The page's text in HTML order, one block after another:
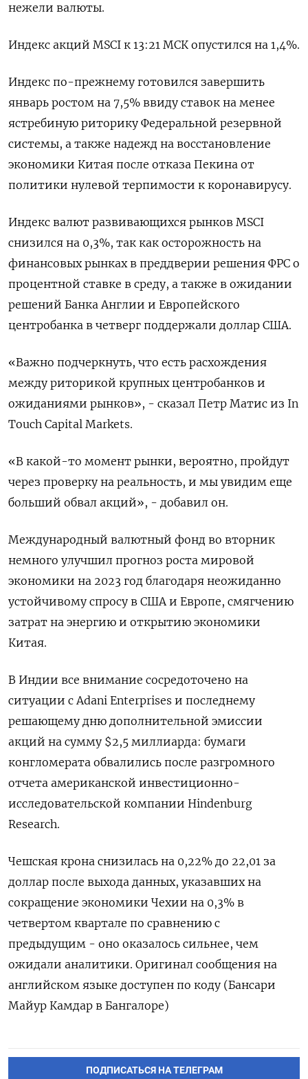
нежели валюты.
Индекс акций MSCI к 13:21 МСК опустился на 1,4%.
Индекс по-прежнему готовился завершить
январь ростом на 7,5% ввиду ставок на менее
ястребиную риторику Федеральной резервной
системы, а также надежд на восстановление
экономики Китая после отказа Пекина от
политики нулевой терпимости к коронавирусу.
Индекс валют развивающихся рынков MSCI
снизился на 0,3%, так как осторожность на
финансовых рынках в преддверии решения ФРС о
процентной ставке в среду, а также в ожидании
решений Банка Англии и Европейского
центробанка в четверг поддержали доллар США.
«Важно подчеркнуть, что есть расхождения
между риторикой крупных центробанков и
ожиданиями рынков», - сказал Петр Матис из In
Touch Capital Markets.
«В какой-то момент рынки, вероятно, пройдут
через проверку на реальность, и мы увидим еще
больший обвал акций», - добавил он.
Международный валютный фонд во вторник
немного улучшил прогноз роста мировой
экономики на 2023 год благодаря неожиданно
устойчивому спросу в США и Европе, смягчению
затрат на энергию и открытию экономики
Китая.
В Индии все внимание сосредоточено на
ситуации с Adani Enterprises и последнему
решающему дню дополнительной эмиссии
акций на сумму $2,5 миллиарда: бумаги
конгломерата обвалились после разгромного
отчета американской инвестиционно-
исследовательской компании Hindenburg
Research.
Чешская крона снизилась на 0,22% до 22,01 за
доллар после выхода данных, указавших на
сокращение экономики Чехии на 0,3% в
четвертом квартале по сравнению с
предыдущим - оно оказалось сильнее, чем
ожидали аналитики. Оригинал сообщения на
английском языке доступен по коду (Бансари
Майур Камдар в Бангалоре)
ПОДПИСАТЬСЯ НА ТЕЛЕГРАМ